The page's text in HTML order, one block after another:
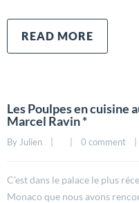
READ MORE
Les Poulpes en cuisine
Marcel Ravin *
By Julien 0 comment
C’est dans le palace le plus
Monaco que nous avons